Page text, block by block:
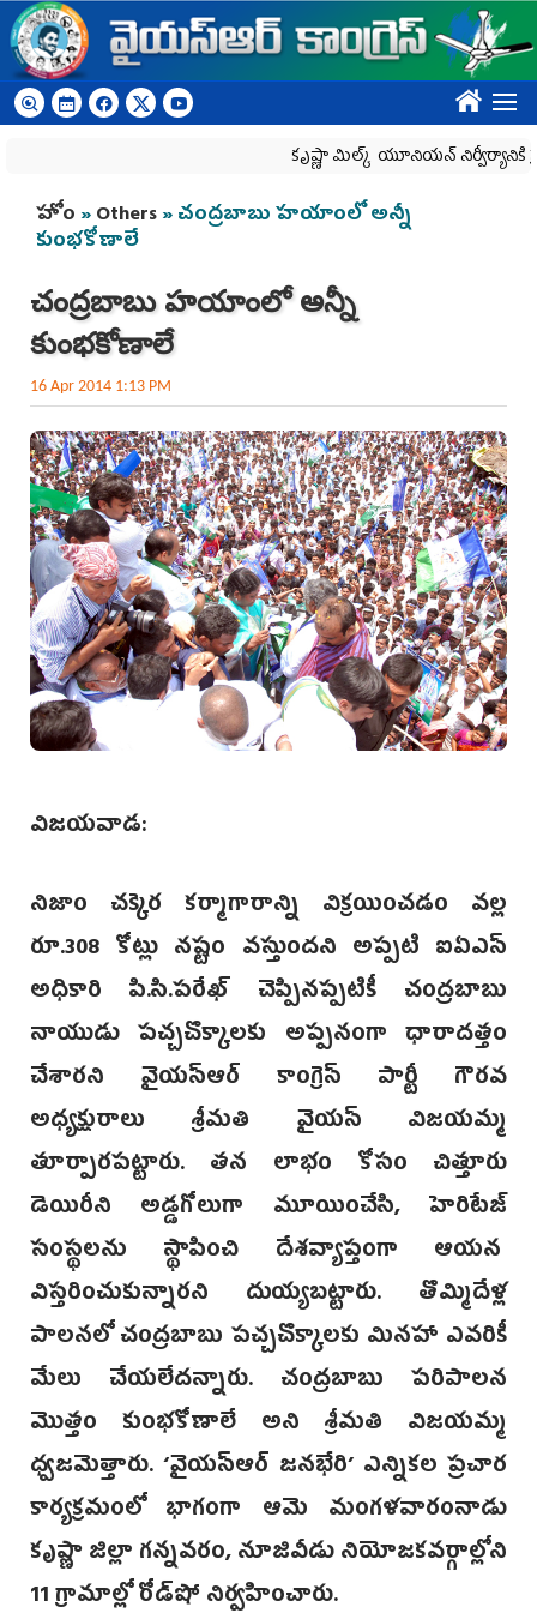
Skip to main content
????
కృష్ణా మిల్క్‌ యూనియన్‌ నిర్వీర్యానికి
You are here
హోం »Others» చంద్రబాబు హయాంలో అన్నీ
కుంభకోణాలే
చంద్రబాబు హయాంలో అన్నీ
కుంభకోణాలే
16 Apr 2014 1:13 PM
విజయవాడ:
నిజాం చక్కెర కర్మాగారాన్ని విక్రయించడం వల్ల
రూ.308 కోట్లు నష్టం వస్తుందని అప్పటి ఐఏఎస్
అధికారి పి.సి.పరే‌ఖ్ చెప్పినప్పటికీ చంద్రబాబు‌
నాయుడు పచ్చచొక్కాలకు అప్పనంగా ధారాదత్తం
చేశారని వైయస్ఆర్‌ కాంగ్రెస్‌ పార్టీ గౌరవ
అధ్యక్షురాలు శ్రీమతి వైయస్‌ విజయమ్మ
తూర్పారపట్టారు. తన లాభం కోసం చిత్తూరు
డెయిరీని అడ్డగోలుగా మూయించేసి, హెరిటేజ్
సంస్థలను స్థాపించి దేశవ్యాప్తంగా ఆయన
విస్తరించుకున్నారని దుయ్యబట్టారు. తొమ్మిదేళ్ల
పాలనలో చంద్రబాబు పచ్చచొక్కాలకు మినహా ఎవరికీ
మేలు చేయలేదన్నారు. చంద్రబాబు పరిపాలన
మొత్తం కుంభకోణాలే అని శ్రీమతి విజయమ్మ
ధ్వజమెత్తారు. ‘వైయస్ఆర్‌ జనభేరి’ ఎన్నికల ప్రచార
కార్యక్రమంలో భాగంగా ఆమె మంగళవారంనాడు
కృష్ణా జిల్లా గన్నవరం, నూజివీడు నియోజకవర్గాల్లోని
11 గ్రామాల్లో రోడ్‌షో నిర్వహించారు.